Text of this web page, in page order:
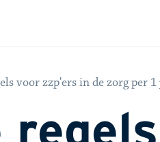
voor zzp'ers in de zorg per